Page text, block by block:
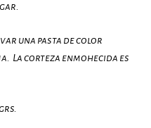
una pasta de color
La corteza enmohecida es